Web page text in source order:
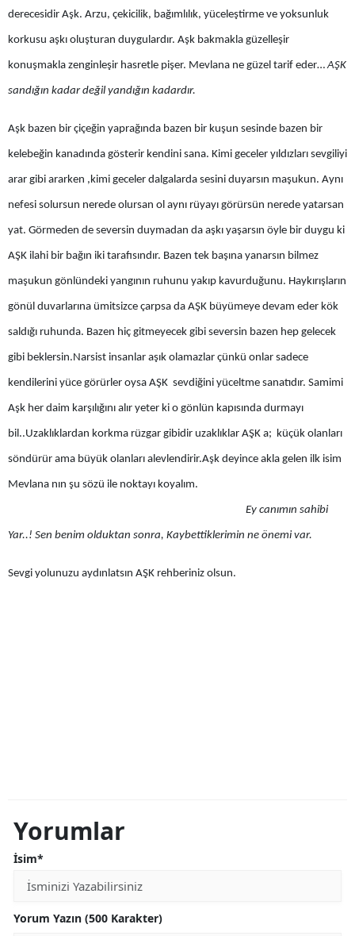
Erzurum
Eskişehir
Gaziantep
Gümüşhane
Hakkari
Isparta
Mersin
İstanbul
Kastamonu
derecesidir Aşk. Arzu, çekicilik, bağımlılık, yüceleştirme ve yoksunluk
korkusu aşkı oluşturan duygulardır. Aşk bakmakla güzelleşir
konuşmakla zenginleşir hasretle pişer. Mevlana ne güzel tarif eder…AŞK
sandığın kadar değil yandığın kadardır.
Aşk bazen bir çiçeğin yaprağında bazen bir kuşun sesinde bazen bir
kelebeğin kanadında gösterir kendini sana. Kimi geceler yıldızları sevgiliyi
arar gibi ararken ,kimi geceler dalgalarda sesini duyarsın maşukun. Aynı
nefesi solursun nerede olursan ol aynı rüyayı görürsün nerede yatarsan
yat. Görmeden de seversin duymadan da aşkı yaşarsın öyle bir duygu ki
AŞK ilahi bir bağın iki tarafısındır. Bazen tek başına yanarsın bilmez
maşukun gönlündeki yangının ruhunu yakıp kavurduğunu. Haykırışların
gönül duvarlarına ümitsizce çarpsa da AŞK büyümeye devam eder kök
saldığı ruhunda. Bazen hiç gitmeyecek gibi seversin bazen hep gelecek
gibi beklersin.Narsist insanlar aşık olamazlar çünkü onlar sadece
kendilerini yüce görürler oysa AŞK sevdiğini yüceltme sanatıdır. Samimi
Aşk her daim karşılığını alır yeter ki o gönlün kapısında durmayı
bil..Uzaklıklardan korkma rüzgar gibidir uzaklıklar AŞK a; küçük olanları
söndürür ama büyük olanları alevlendirir.Aşk deyince akla gelen ilk isim
Mevlana nın şu sözü ile noktayı koyalım.
Ey canımın sahibi
Yar..! Sen benim olduktan sonra, Kaybettiklerimin ne önemi var.
Sevgi yolunuzu aydınlatsın AŞK rehberiniz olsun.
Yorumlar
İsim*
Yorum Yazın (500 Karakter)